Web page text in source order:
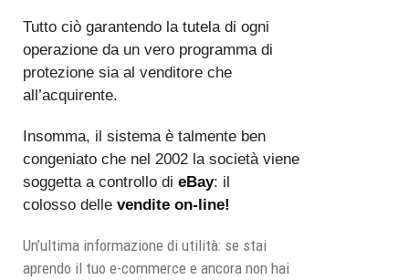
Tutto ciò garantendo la tutela di ogni
operazione da un vero programma di
protezione sia al venditore che
all’acquirente.
Insomma, il sistema è talmente ben
congeniato che nel 2002 la società viene
soggetta a controllo di eBay: il
colosso delle vendite on-line!
Un’ultima informazione di utilità: se stai
aprendo il tuo e-commerce e ancora non hai